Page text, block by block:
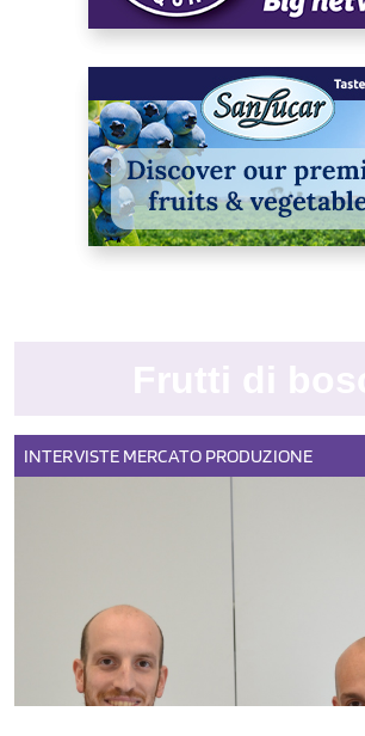
INTERVISTE MERCATO PRODUZIONE